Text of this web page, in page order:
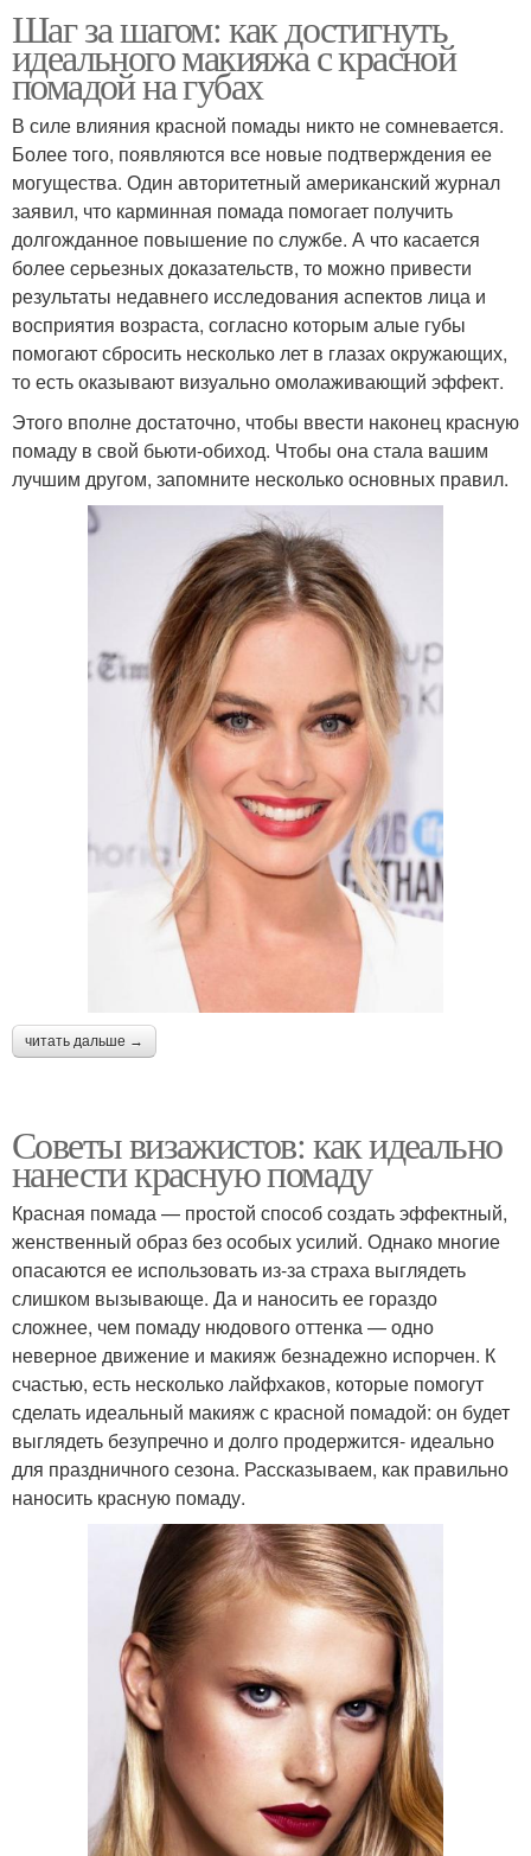
Шаг за шагом: как достигнуть
идеального макияжа с красной
помадой на губах
В силе влияния красной помады никто не сомневается.
Более того, появляются все новые подтверждения ее
могущества. Один авторитетный американский журнал
заявил, что карминная помада помогает получить
долгожданное повышение по службе. А что касается
более серьезных доказательств, то можно привести
результаты недавнего исследования аспектов лица и
восприятия возраста, согласно которым алые губы
помогают сбросить несколько лет в глазах окружающих,
то есть оказывают визуально омолаживающий эффект.
Этого вполне достаточно, чтобы ввести наконец красную
помаду в свой бьюти-обиход. Чтобы она стала вашим
лучшим другом, запомните несколько основных правил.
читать дальше →
Советы визажистов: как идеально
нанести красную помаду
Красная помада — простой способ создать эффектный,
женственный образ без особых усилий. Однако многие
опасаются ее использовать из-за страха выглядеть
слишком вызывающе. Да и наносить ее гораздо
сложнее, чем помаду нюдового оттенка — одно
неверное движение и макияж безнадежно испорчен. К
счастью, есть несколько лайфхаков, которые помогут
сделать идеальный макияж с красной помадой: он будет
выглядеть безупречно и долго продержится- идеально
для праздничного сезона. Рассказываем, как правильно
наносить красную помаду.